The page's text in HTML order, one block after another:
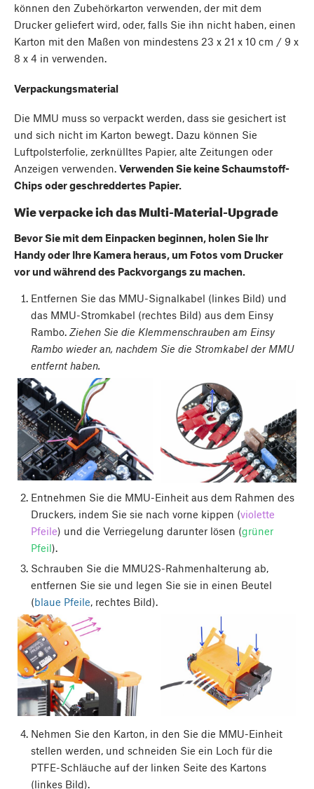
können den Zubehörkarton verwenden, der mit dem
Drucker geliefert wird, oder, falls Sie ihn nicht haben, einen
Karton mit den Maßen von mindestens 23 x 21 x 10 cm / 9 x
8 x 4 in verwenden.
Verpackungsmaterial
Die MMU muss so verpackt werden, dass sie gesichert ist
und sich nicht im Karton bewegt. Dazu können Sie
Luftpolsterfolie, zerknülltes Papier, alte Zeitungen oder
Anzeigen verwenden. Verwenden Sie keine Schaumstoff-
Chips oder geschreddertes Papier.
Wie verpacke ich das Multi-Material-Upgrade
Bevor Sie mit dem Einpacken beginnen, holen Sie Ihr
Handy oder Ihre Kamera heraus, um Fotos vom Drucker
vor und während des Packvorgangs zu machen.
Entfernen Sie das MMU-Signalkabel (linkes Bild) und
das MMU-Stromkabel (rechtes Bild) aus dem Einsy
Rambo. Ziehen Sie die Klemmenschrauben am Einsy
Rambo wieder an, nachdem Sie die Stromkabel der MMU
entfernt haben.
Entnehmen Sie die MMU-Einheit aus dem Rahmen des
Druckers, indem Sie sie nach vorne kippen (violette
Pfeile) und die Verriegelung darunter lösen (grüner
Pfeil).
Schrauben Sie die MMU2S-Rahmenhalterung ab,
entfernen Sie sie und legen Sie sie in einen Beutel
(blaue Pfeile , rechtes Bild).
Nehmen Sie den Karton, in den Sie die MMU-Einheit
stellen werden, und schneiden Sie ein Loch für die
PTFE-Schläuche auf der linken Seite des Kartons
(linkes Bild).